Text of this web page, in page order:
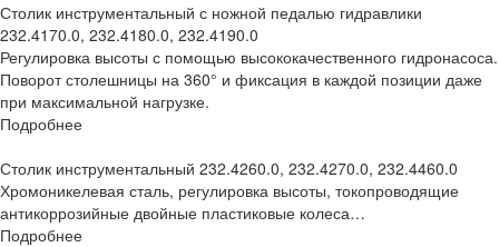
Столик инструментальный с ножной педалью гидравлики
232.4170.0, 232.4180.0, 232.4190.0
Регулировка высоты с помощью высококачественного гидронасоса.
Поворот столешницы на 360° и фиксация в каждой позиции даже
при максимальной нагрузке.
Подробнее
Столик инструментальный 232.4260.0, 232.4270.0, 232.4460.0
Хромоникелевая сталь, регулировка высоты, токопроводящие
антикоррозийные двойные пластиковые колеса…
Подробнее